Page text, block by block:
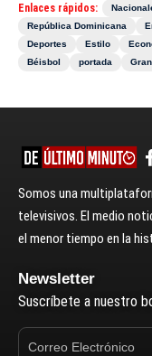
Enlaces rápidos:
República Dominicana
Deportes
Estilo
Béisbol
portada
Somos una
televisivos. El medio
el menor tiempo en la
Newsletter
Suscríbete a nuestro